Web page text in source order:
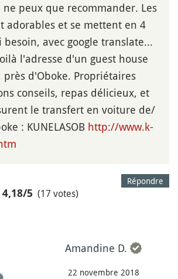
ne peux que recommander. Les
adorables et se mettent en 4
avec google translate...
l'adresse d'un guest house
d'Oboke. Propriétaires
conseils, repas délicieux, et
le transfert en voiture de/
: KUNELASOB http://www.k-
Répondre
4,18/5 (17 votes)
Amandine D.
22 novembre 2018